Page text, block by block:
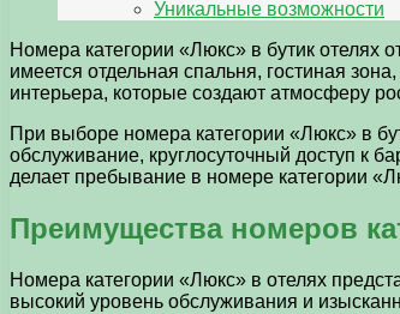
Уникальные возможности
Номера категории «Люкс» в бутик
имеется отдельная спальня, гостиная
интерьера, которые создают атмосферу
При выборе номера категории «Люкс» в
обслуживание, круглосуточный доступ к
делает пребывание в номере категории
Преимущества номеров
Номера категории «Люкс» в отелях
высокий уровень обслуживания и